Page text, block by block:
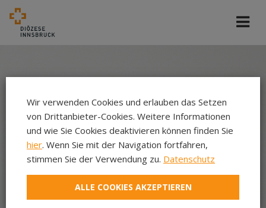
Wir verwenden Cookies und erlauben das Setzen
von Drittanbieter-Cookies. Weitere Informationen
und wie Sie Cookies deaktivieren können finden Sie
hier. Wenn Sie mit der Navigation fortfahren,
stimmen Sie der Verwendung zu. Datenschutz
ALLE COOKIES AKZEPTIEREN